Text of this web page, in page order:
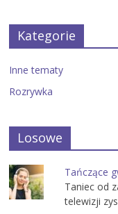
Kategorie
Inne tematy
Rozrywka
Losowe
Tańczące
Taniec od
telewizji